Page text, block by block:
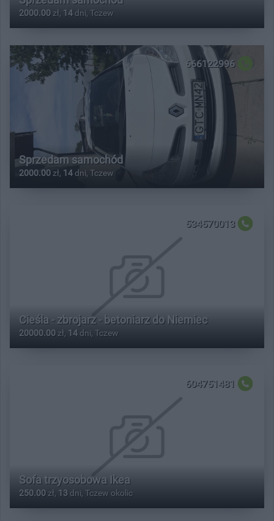
2000.00 zł, 14dni, Tczew
666122996
Sprzedam samochód
2000.00 zł, 14 dni, Tczew
534570013
Cieśla - zbrojarz - betoniarz do Niemiec
20000.00 zł, 14dni, Tczew
604751481
Sofa trzyosobowa Ikea
250.00 zł, 13 dni, Tczew okolic